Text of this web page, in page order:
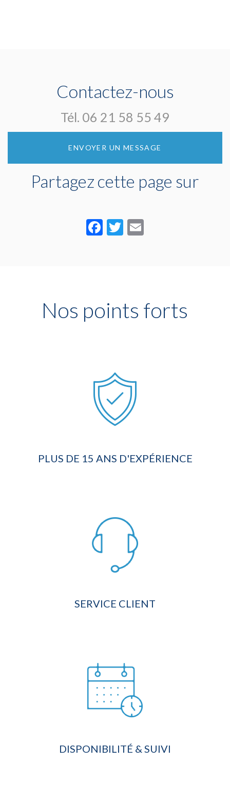
Contactez-nous
Tél. 06 21 58 55 49
ENVOYER UN MESSAGE
Partagez cette page sur
Facebook
Twitter
Nos points forts
PLUS DE 15 ANS D'EXPÉRIENCE
SERVICE CLIENT
DISPONIBILITÉ & SUIVI